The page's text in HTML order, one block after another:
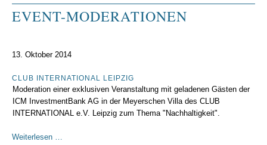
EVENT-MODERATIONEN
13. Oktober 2014
CLUB INTERNATIONAL LEIPZIG
Moderation einer exklusiven Veranstaltung mit geladenen Gästen der
ICM InvestmentBank AG in der Meyerschen Villa des CLUB
INTERNATIONAL e.V. Leipzig zum Thema "Nachhaltigkeit".
Weiterlesen …